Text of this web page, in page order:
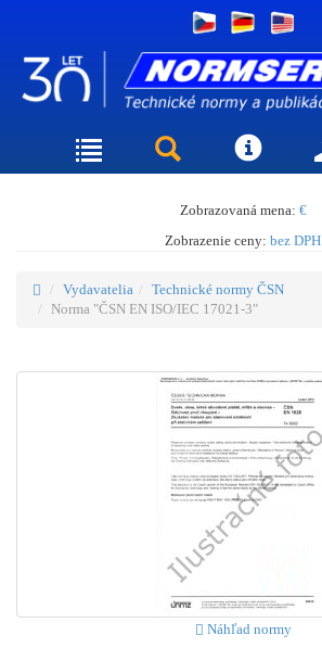
Zobrazovaná mena: €
Zobrazenie ceny: bez DPH
Vydavatelia
Technické normy ČSN
Norma "ČSN EN ISO/IEC 17021-3"
Náhľad normy